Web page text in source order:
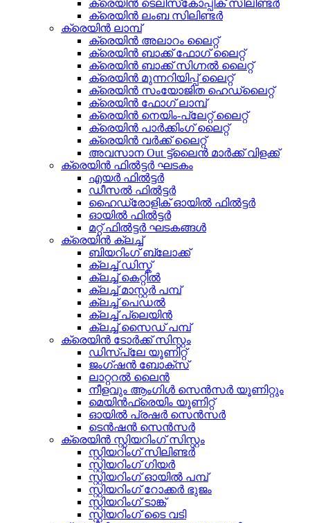
ക്രെയിൻ ടെലിസ്‌കോപ്പിക് സിലിണ്ടർ
ക്രെയിൻ ലംബ സിലിണ്ടർ
ക്രെയിൻ ലാമ്പ്
ക്രെയിൻ അലാറം ലൈറ്റ്
ക്രെയിൻ ബാക്ക് ഫോഗ് ലൈറ്റ്
ക്രെയിൻ ബാക്ക് സിഗ്നൽ ലൈറ്റ്
ക്രെയിൻ മുന്നറിയിപ്പ് ലൈറ്റ്
ക്രെയിൻ സംയോജിത ഹെഡ്‌ലൈറ്റ്
ക്രെയിൻ ഫോഗ് ലാമ്പ്
ക്രെയിൻ നെയിം-പ്ലേറ്റ് ലൈറ്റ്
ക്രെയിൻ പാർക്കിംഗ് ലൈറ്റ്
ക്രെയിൻ വർക്ക് ലൈറ്റ്
അവസാന Out ട്ട്‌ലൈൻ മാർക്ക് വിളക്ക്
ക്രെയിൻ ഫിൽട്ടർ ഘടകം
എയർ ഫിൽട്ടർ
ഡീസൽ ഫിൽട്ടർ
ഹൈഡ്രോളിക് ഓയിൽ ഫിൽട്ടർ
ഓയിൽ ഫിൽട്ടർ
മറ്റ് ഫിൽട്ടർ ഘടകങ്ങൾ
ക്രെയിൻ ക്ലച്ച്
ബിയറിംഗ് ബ്ലോക്ക്
ക്ലച്ച് ഡിസ്ക്
ക്ലച്ച് കെറ്റിൽ
ക്ലച്ച് മാസ്റ്റർ പമ്പ്
ക്ലച്ച് പെഡൽ
ക്ലച്ച് പ്ലെയിൻ
ക്ലച്ച് സൈഡ് പമ്പ്
ക്രെയിൻ ടോർക്ക് സിസ്റ്റം
ഡിസ്പ്ലേ യൂണിറ്റ്
ജംഗ്ഷൻ ബോക്സ്
ലാറ്ററൽ ലൈൻ
നീളവും ആംഗിൾ സെൻസർ യൂണിറ്റും
മെയിൻഫ്രെയിം യൂണിറ്റ്
ഓയിൽ പ്രഷർ സെൻസർ
ടെൻഷൻ സെൻസർ
ക്രെയിൻ സ്റ്റിയറിംഗ് സിസ്റ്റം
സ്റ്റിയറിംഗ് സിലിണ്ടർ
സ്റ്റിയറിംഗ് ഗിയർ
സ്റ്റിയറിംഗ് ഓയിൽ പമ്പ്
സ്റ്റിയറിംഗ് റോക്കർ ഭുജം
സ്റ്റിയറിംഗ് ടാങ്ക്
സ്റ്റിയറിംഗ് ടൈ വടി